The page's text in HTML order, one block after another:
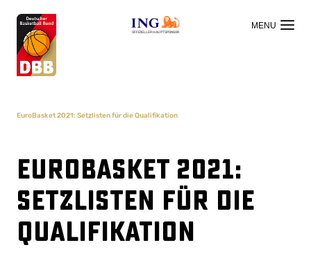
OFFIZIELLER HAUPTSPONSOR
EuroBasket 2021: Setzlisten für die Qualifikation
EuroBasket 2021:
Setzlisten für die
Qualifikation